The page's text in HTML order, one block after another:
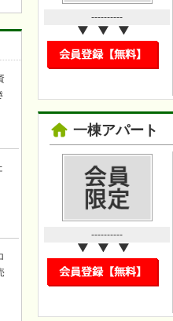
----------
一棟アパート
----------